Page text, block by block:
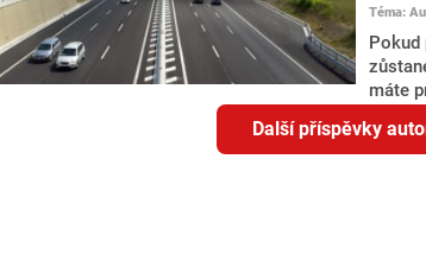
Téma:
Pokud
máte
od 1. června
při
Další příspěvky